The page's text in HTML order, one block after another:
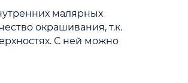
малярных
окрашивания, т.к.
С ней можно